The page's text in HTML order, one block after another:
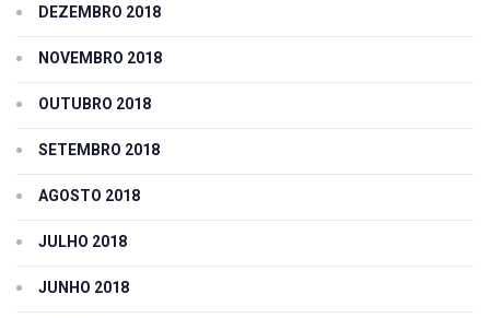
DEZEMBRO 2018
NOVEMBRO 2018
OUTUBRO 2018
SETEMBRO 2018
AGOSTO 2018
JULHO 2018
JUNHO 2018